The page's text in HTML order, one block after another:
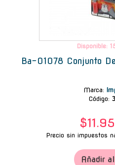
Disponible:
Ba-01078 Conjunto
Marca:
Código:
Precio sin impuestos
Añadir